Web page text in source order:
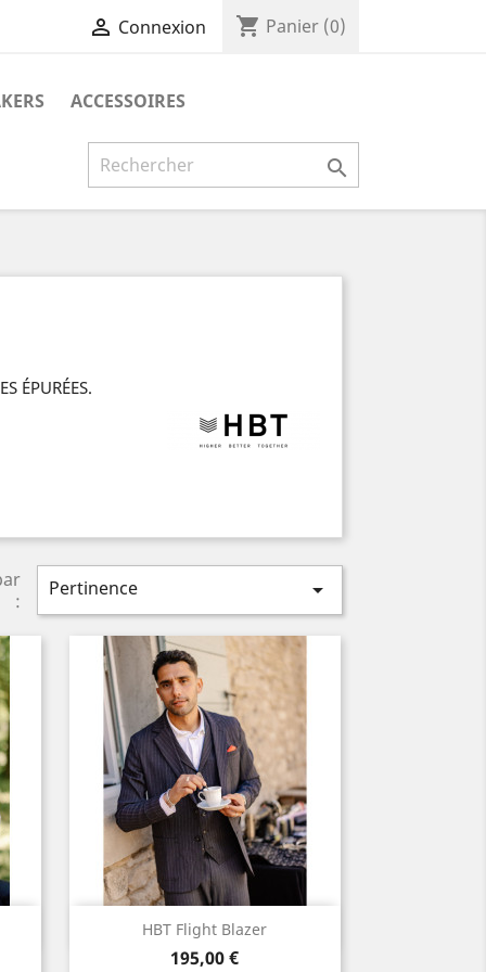
 Connexion shopping_cart Panier (0)
ACCESSOIRES

ÉPURÉES.
:
Pertinence 
HBT Flight Blazer
Prix
195,00 €
Aperçu rapide
Noir